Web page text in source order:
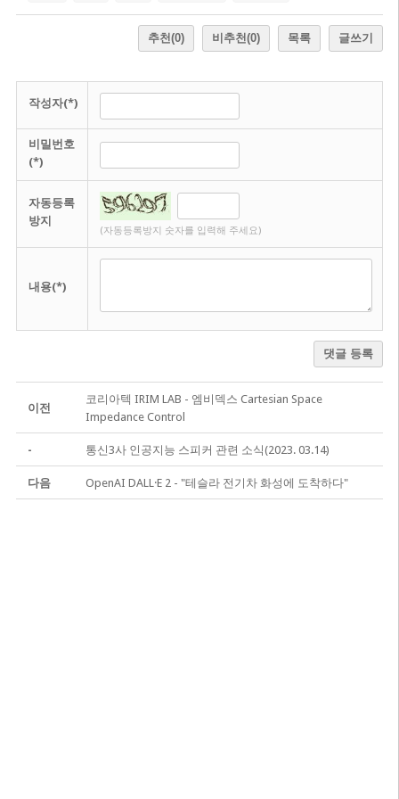
추천(0) 비추천(0) 목록 글쓰기
작성자(*)
비밀번호
(*)
자동등록
방지
(자동등록방지 숫자를 입력해 주세요)
내용(*)
댓글 등록
이전
코리아텍 IRIM LAB - 엠비덱스 Cartesian Space
Impedance Control
- 통신3사 인공지능 스피커 관련 소식(2023. 03.14)
다음 OpenAI DALL·E 2 - "테슬라 전기차 화성에 도착하다"